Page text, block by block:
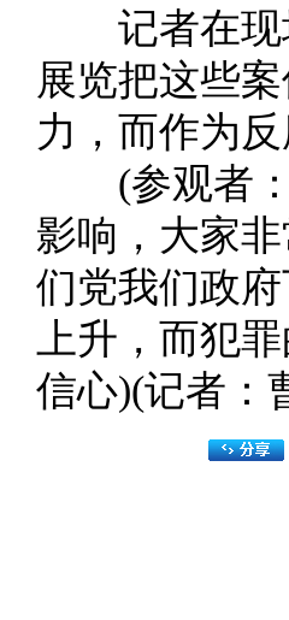
记者在现场
展览把这些
力，而作为
(参观者：
影响，大家
们党我们政
上升，而犯
信心)(记者：